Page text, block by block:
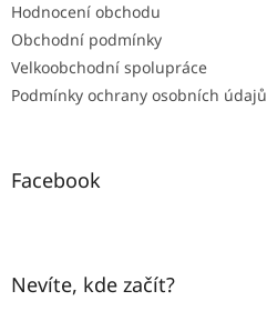
Hodnocení obchodu
Obchodní podmínky
Velkoobchodní spolupráce
Podmínky ochrany osobních údajů
Facebook
Nevíte, kde začít?